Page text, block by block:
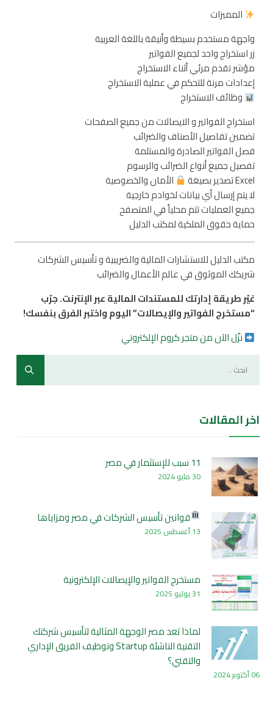
المميزات
واجهة مستخدم بسيطة وأنيقة باللغة العربية
زر استخراج واحد لجميع الفواتير
مؤشر تقدم مرئي أثناء الاستخراج
إعدادات مرنة للتحكم في عملية الاستخراج
وظائف الاستخراج
استخراج الفواتير و الايصالات من جميع الصفحات
تضمين تفاصيل الأصناف والضرائب
فصل الفواتير الصادرة والمستلمة
تفصيل جميع أنواع الضرائب والرسوم
Excel تصدير بصيغة
الأمان والخصوصية
لا يتم إرسال أي بيانات لخوادم خارجية
جميع العمليات تتم محلياً في المتصفح
حماية حقوق الملكية لمكتب الدليل
مكتب الدليل للاستشارات المالية والضريبية و تأسيس الشركات
شريكك الموثوق في عالم الأعمال والضرائب
غيّر طريقة إدارتك للمستندات المالية عبر الإنترنت. جرّب
“مستخرج الفواتير والإيصالات” اليوم واختبر الفرق بنفسك!
نزّل الآن من متجر كروم الإلكتروني
اخر المقالات
11 سبب للإستثمار في مصر
30 مايو 2024
قوانين تأسيس الشركات في مصر ومزاياها
13 أغسطس 2025
مستخرج الفواتير والإيصالات الإلكترونية
31 يوليو 2025
لماذا تعد مصر الوجهة المثالية لتأسيس شركتك
التقنية الناشئة Startup وتوظيف الفريق الإداري
والتقني؟
06 أكتوبر 2024